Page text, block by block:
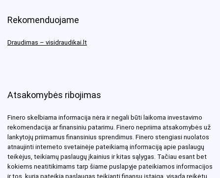
Rekomenduojame
Draudimas – visidraudikai.lt
Atsakomybės ribojimas
Finero skelbiama informacija nėra ir negali būti laikoma investavimo
rekomendacija ar finansiniu patarimu. Finero nepriima atsakomybės už
lankytojų priimamus finansinius sprendimus. Finero stengiasi nuolatos
atnaujinti interneto svetainėje pateikiamą informaciją apie paslaugų
teikėjus, teikiamų paslaugų įkainius ir kitas sąlygas. Tačiau esant bet
kokiems neatitikimams tarp šiame puslapyje pateikiamos informacijos
ir tos, kurią pateikia paslaugas teikianti finansų įstaiga, visada reikėtų